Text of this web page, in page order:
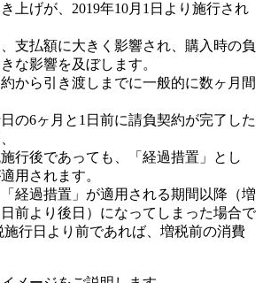
上げが、2019年10月1日より施行され
支払額に大きく影響され、購入時の負
な影響を及ぼします。
から引き渡しまでに一般的に数ヶ月間
の6ヶ月と1日前に請負契約が完了した
行後であっても、「経過措置」とし
用されます。
経過措置」が適用される期間以降（増
前より後日）になってしまった場合で
施行日より前であれば、増税前の消費